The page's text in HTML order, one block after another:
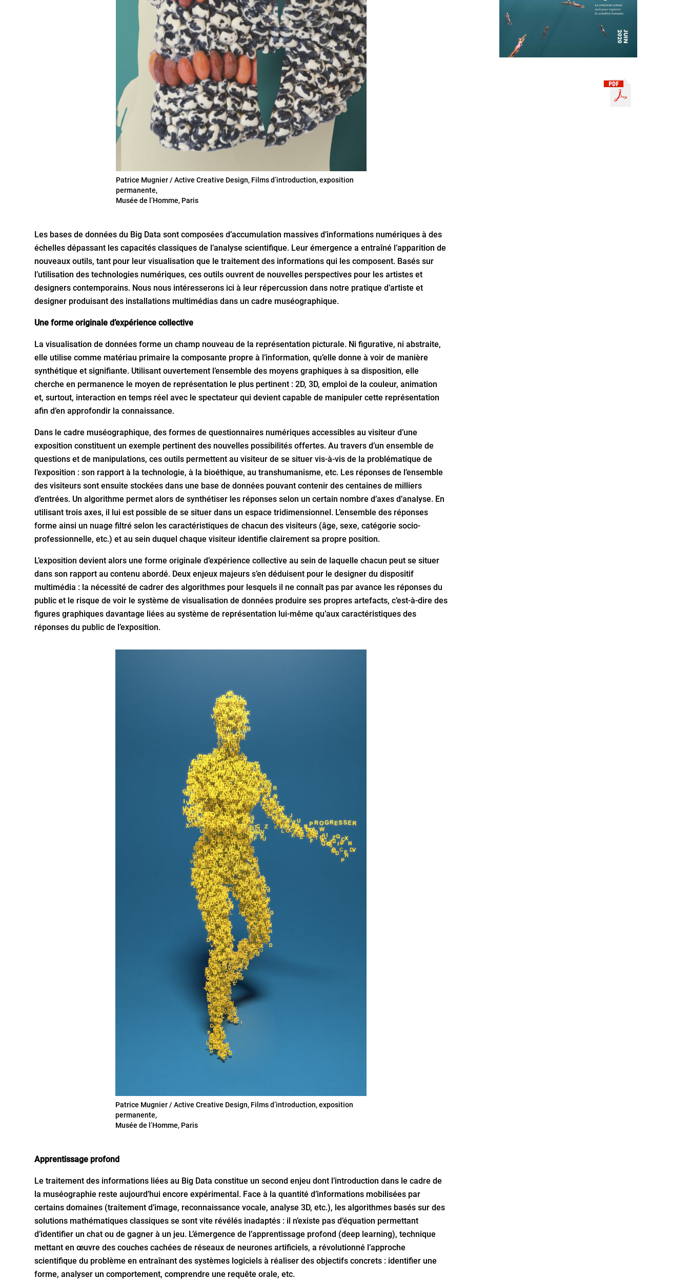
Patrice Mugnier / Active Creative Design, Films d’introduction, exposition
permanente,
Musée de l’Homme, Paris
Les bases de données du Big Data sont composées d’accumulation massives d’informations numériques à des
échelles dépassant les capacités classiques de l’analyse scientifique. Leur émergence a entraîné l’apparition de
nouveaux outils, tant pour leur visualisation que le traitement des informations qui les composent. Basés sur
l’utilisation des technologies numériques, ces outils ouvrent de nouvelles perspectives pour les artistes et
designers contemporains. Nous nous intéresserons ici à leur répercussion dans notre pratique d’artiste et
designer produisant des installations multimédias dans un cadre muséographique.
Une forme originale d’expérience collective
La visualisation de données forme un champ nouveau de la représentation picturale. Ni figurative, ni abstraite,
elle utilise comme matériau primaire la composante propre à l’information, qu’elle donne à voir de manière
synthétique et signifiante. Utilisant ouvertement l’ensemble des moyens graphiques à sa disposition, elle
cherche en permanence le moyen de représentation le plus pertinent : 2D, 3D, emploi de la couleur, animation
et, surtout, interaction en temps réel avec le spectateur qui devient capable de manipuler cette représentation
afin d’en approfondir la connaissance.
Dans le cadre muséographique, des formes de questionnaires numériques accessibles au visiteur d’une
exposition constituent un exemple pertinent des nouvelles possibilités offertes. Au travers d’un ensemble de
questions et de manipulations, ces outils permettent au visiteur de se situer vis-à-vis de la problématique de
l’exposition : son rapport à la technologie, à la bioéthique, au transhumanisme, etc. Les réponses de l’ensemble
des visiteurs sont ensuite stockées dans une base de données pouvant contenir des centaines de milliers
d’entrées. Un algorithme permet alors de synthétiser les réponses selon un certain nombre d’axes d’analyse. En
utilisant trois axes, il lui est possible de se situer dans un espace tridimensionnel. L’ensemble des réponses
forme ainsi un nuage filtré selon les caractéristiques de chacun des visiteurs (âge, sexe, catégorie socio-
professionnelle, etc.) et au sein duquel chaque visiteur identifie clairement sa propre position.
L’exposition devient alors une forme originale d’expérience collective au sein de laquelle chacun peut se situer
dans son rapport au contenu abordé. Deux enjeux majeurs s’en déduisent pour le designer du dispositif
multimédia : la nécessité de cadrer des algorithmes pour lesquels il ne connaît pas par avance les réponses du
public et le risque de voir le système de visualisation de données produire ses propres artefacts, c’est-à-dire des
figures graphiques davantage liées au système de représentation lui-même qu’aux caractéristiques des
réponses du public de l’exposition.
Patrice Mugnier / Active Creative Design, Films d’introduction, exposition
permanente,
Musée de l’Homme, Paris
Apprentissage profond
Le traitement des informations liées au Big Data constitue un second enjeu dont l’introduction dans le cadre de
la muséographie reste aujourd’hui encore expérimental. Face à la quantité d’informations mobilisées par
certains domaines (traitement d’image, reconnaissance vocale, analyse 3D, etc.), les algorithmes basés sur des
solutions mathématiques classiques se sont vite révélés inadaptés : il n’existe pas d’équation permettant
d’identifier un chat ou de gagner à un jeu. L’émergence de l’apprentissage profond (deep learning), technique
mettant en œuvre des couches cachées de réseaux de neurones artificiels, a révolutionné l’approche
scientifique du problème en entraînant des systèmes logiciels à réaliser des objectifs concrets : identifier une
forme, analyser un comportement, comprendre une requête orale, etc.